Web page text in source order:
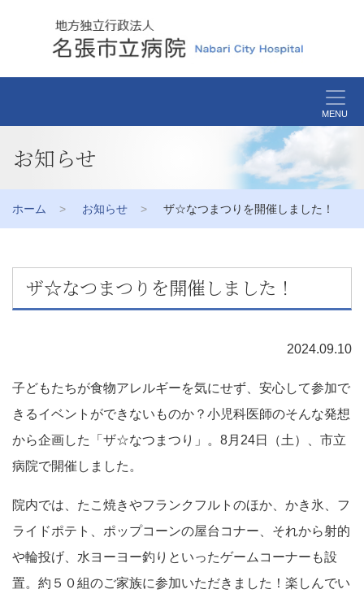
MENU
お知らせ
ホーム お知らせ ザ☆なつまつりを開催しました！
ザ☆なつまつりを開催しました！
2024.09.10
子どもたちが食物アレルギーを気にせず、安心して参加で
きるイベントができないものか？小児科医師のそんな発想
から企画した「ザ☆なつまつり」。8月24日（土）、市立
病院で開催しました。
院内では、たこ焼きやフランクフルトのほか、かき氷、フ
ライドポテト、ポップコーンの屋台コナー、それから射的
や輪投げ、水ヨーヨー釣りといったゲームコーナーも設
置。約５０組のご家族に参加いただきました！楽しんでい